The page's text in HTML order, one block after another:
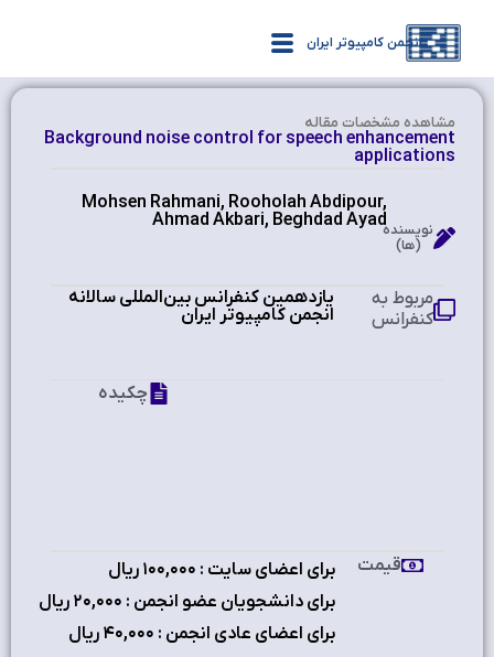
انجمن کامپیوتر ایران
مشاهده‌ مشخصات مقاله
Background noise control for speech enhancement
applications
Mohsen Rahmani, Rooholah Abdipour,
Ahmad Akbari, Beghdad Ayadنویسنده
(ها)
یازدهمین کنفرانس بین‌المللی سالانه
انجمن کامپیوتر ایران
مربوط به
کنفرانس
چکیده
برای اعضای سایت : ۱٠٠,٠٠٠ ریال
برای دانشجویان عضو انجمن : ۲٠,٠٠٠ ریال
برای اعضای عادی انجمن : ۴٠,٠٠٠ ریال
قیمت